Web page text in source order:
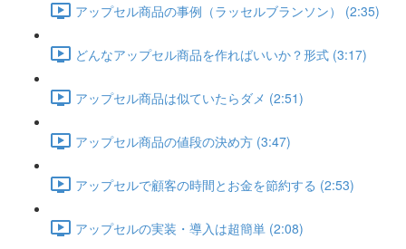
アップセル商品の事例（ラッセルブランソン） (2:35)
どんなアップセル商品を作ればいいか？形式 (3:17)
アップセル商品は似ていたらダメ (2:51)
アップセル商品の値段の決め方 (3:47)
アップセルで顧客の時間とお金を節約する (2:53)
アップセルの実装・導入は超簡単 (2:08)